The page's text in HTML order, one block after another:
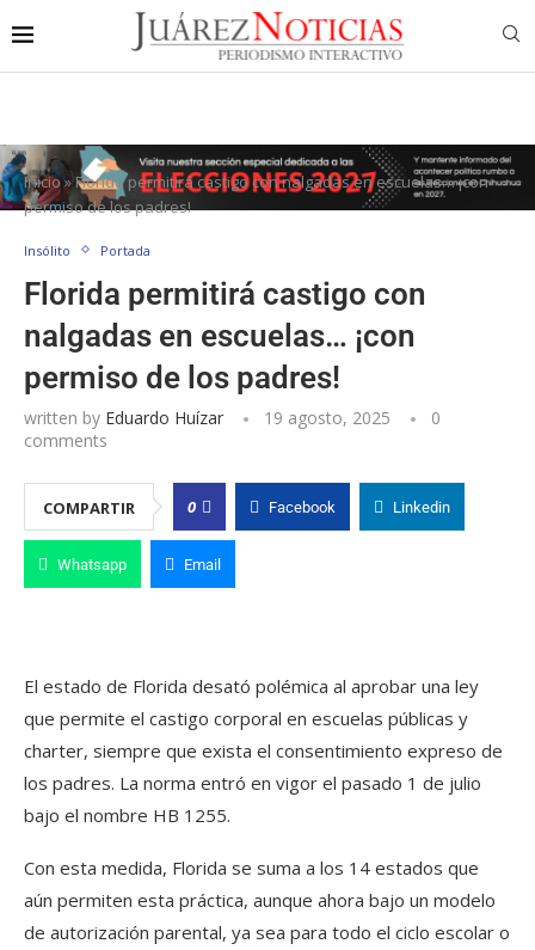
Inicio»Florida permitirá castigo con nalgadas en escuelas… ¡con
permiso de los padres!
Insólito Portada
Florida permitirá castigo con
nalgadas en escuelas… ¡con
permiso de los padres!
written by Eduardo Huízar 19 agosto, 2025
0
comments
COMPARTIR 0 Facebook Linkedin
Whatsapp Email
El estado de Florida desató polémica al aprobar una ley
que permite el castigo corporal en escuelas públicas y
charter, siempre que exista el consentimiento expreso de
los padres. La norma entró en vigor el pasado 1 de julio
bajo el nombre HB 1255.
Con esta medida, Florida se suma a los 14 estados que
aún permiten esta práctica, aunque ahora bajo un modelo
de autorización parental, ya sea para todo el ciclo escolar o